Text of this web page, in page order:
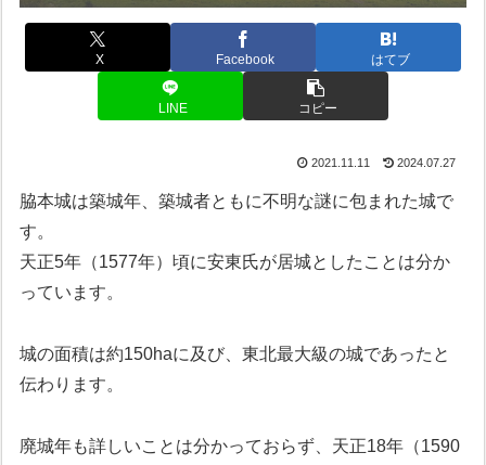
X Facebook はてブ
LINE コピー
2021.11.11 2024.07.27
脇本城は築城年、築城者ともに不明な謎に包まれた城で
す。
天正5年（1577年）頃に安東氏が居城としたことは分か
っています。
城の面積は約150haに及び、東北最大級の城であったと
伝わります。
廃城年も詳しいことは分かっておらず、天正18年（1590